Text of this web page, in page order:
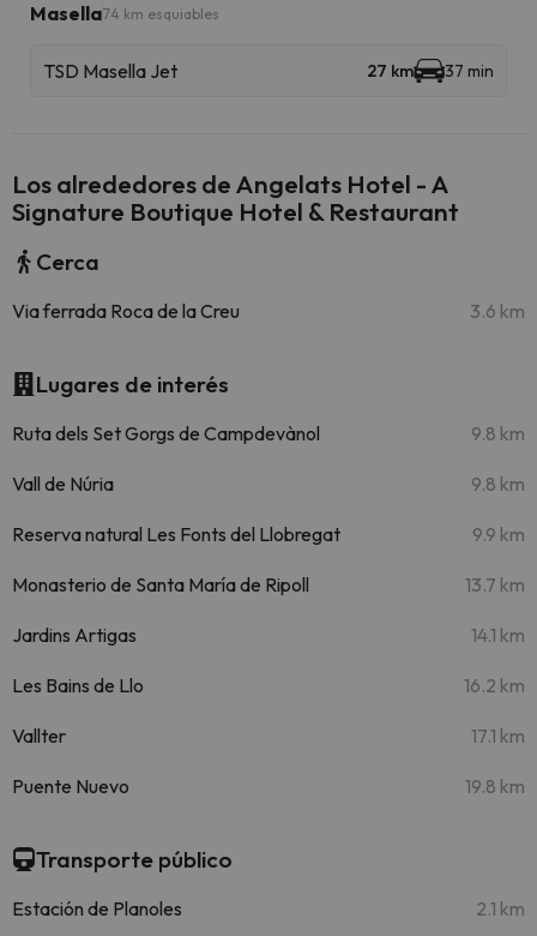
Masella74 km esquiables
TSD Masella Jet 27 km 37 min
Los alrededores de Angelats Hotel - A
Signature Boutique Hotel & Restaurant
Cerca
Via ferrada Roca de la Creu 3.6 km
Lugares de interés
Ruta dels Set Gorgs de Campdevànol 9.8 km
Vall de Núria 9.8 km
Reserva natural Les Fonts del Llobregat 9.9 km
Monasterio de Santa María de Ripoll 13.7 km
Jardins Artigas 14.1 km
Les Bains de Llo 16.2 km
Vallter 17.1 km
Puente Nuevo 19.8 km
Transporte público
Estación de Planoles 2.1 km